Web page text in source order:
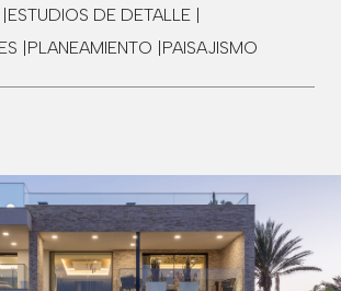
ESTUDIOS DE DETALLE |
|PLANEAMIENTO |PAISAJISMO